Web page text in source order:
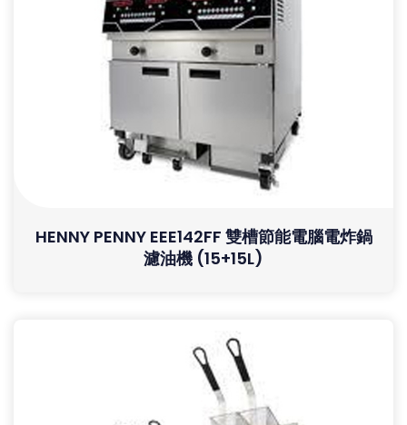
HENNY PENNY EEE142FF 雙槽節能電腦電炸鍋
濾油機 (15+15L)